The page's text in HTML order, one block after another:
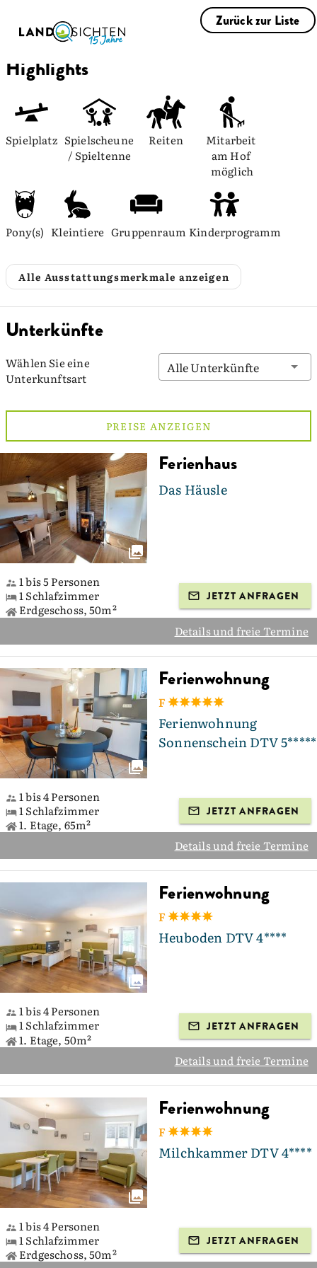
Zurück zur Liste
Highlights
Spielplatz Spielscheune
/ Spieltenne
Reiten
Mitarbeit
am Hof
möglich
Pony(s) Kleintiere Gruppenraum Kinderprogramm
Alle Ausstattungsmerkmale anzeigen
Unterkünfte
Wählen Sie eine
Unterkunftsart
Alle Unterkünfte
PREISE ANZEIGEN
Ferienhaus
Das Häusle
1 bis 5 Personen
1 Schlafzimmer
Erdgeschoss, 50m²
JETZT ANFRAGEN
Details und freie Termine
Ferienwohnung
F
Ferienwohnung
Sonnenschein DTV 5*****
1 bis 4 Personen
1 Schlafzimmer
1. Etage, 65m²
JETZT ANFRAGEN
Details und freie Termine
Ferienwohnung
F
Heuboden DTV 4****
1 bis 4 Personen
1 Schlafzimmer
1. Etage, 50m²
JETZT ANFRAGEN
Details und freie Termine
Ferienwohnung
F
Milchkammer DTV 4****
1 bis 4 Personen
1 Schlafzimmer
Erdgeschoss, 50m²
JETZT ANFRAGEN